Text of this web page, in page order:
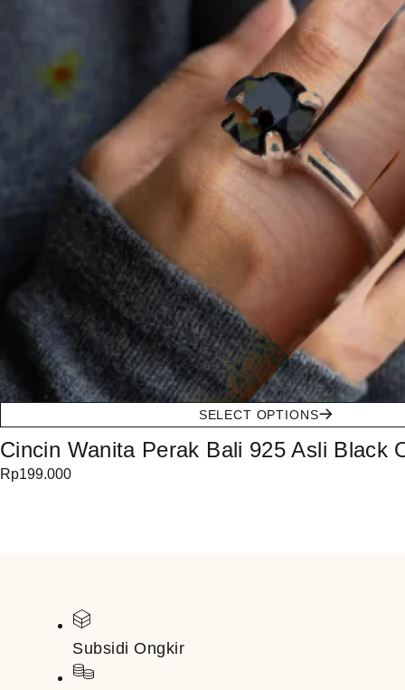
SELECT OPTIONS
Cincin Wanita Perak Bali 925 Asli Black
Rp199.000
Subsidi Ongkir